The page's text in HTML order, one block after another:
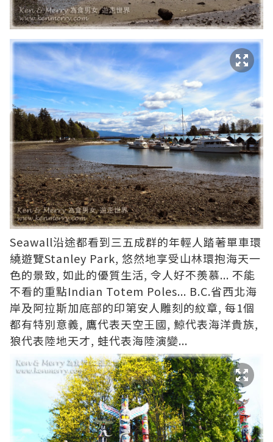
Seawall沿途都看到三五成群的年輕人踏著單車環
繞遊覽Stanley Park, 悠然地享受山林環抱海天一
色的景致, 如此的優質生活, 令人好不羨慕... 不能
不看的重點Indian Totem Poles... B.C.省西北海
岸及阿拉斯加底部的印第安人雕刻的紋章, 每1個
都有特別意義, 鷹代表天空王國, 鯨代表海洋貴族,
狼代表陸地天才, 蛙代表海陸演變...